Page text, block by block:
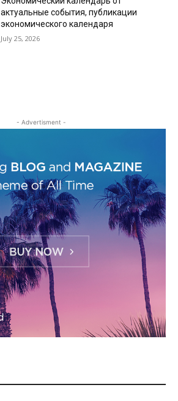
актуальные события, публикации
экономического календаря
July 25, 2026
- Advertisment -